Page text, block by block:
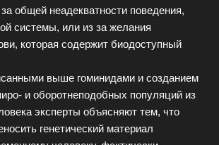
общей неадекватности поведения,
системы, или из за желания
которая содержит биодоступный
выше гоминидами и созданием
и оборотнеподобных популяций из
эксперты объясняют тем, что
генетический материал